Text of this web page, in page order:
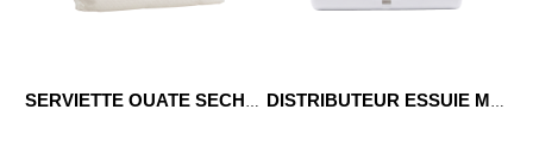
SERVIETTE OUATE SECHE 30X40 CM X50 DISTRIBUTEUR ESSUIE MAINS BLANC